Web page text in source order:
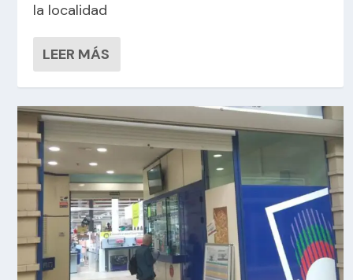
la localidad
LEER MÁS